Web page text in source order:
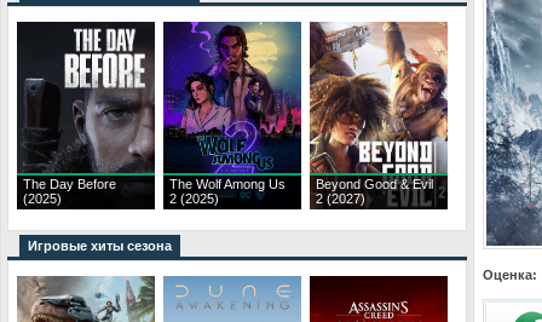
The Day Before
(2025)
The Wolf Among Us
2 (2025)
Beyond Good & Evil
2 (2027)
Игровые хиты сезона
Оценка: